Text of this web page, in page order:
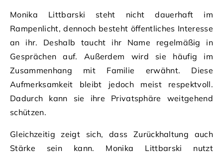
Monika Littbarski steht nicht dauerhaft im
Rampenlicht, dennoch besteht öffentliches Interesse
an ihr. Deshalb taucht ihr Name regelmäßig in
Gesprächen auf. Außerdem wird sie häufig im
Zusammenhang mit Familie erwähnt. Diese
Aufmerksamkeit bleibt jedoch meist respektvoll.
Dadurch kann sie ihre Privatsphäre weitgehend
schützen.
Gleichzeitig zeigt sich, dass Zurückhaltung auch
Stärke sein kann. Monika Littbarski nutzt